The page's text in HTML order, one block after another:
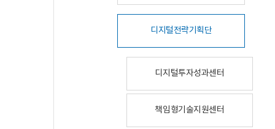
디지털전략기획단
디지털투자성과센터
책임형기술지원센터